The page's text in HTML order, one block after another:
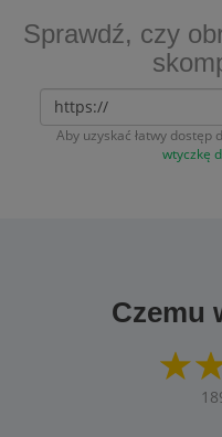
Sprawdź, czy
Aby uzyskać łatwy dostęp
wtyczkę
Czemu